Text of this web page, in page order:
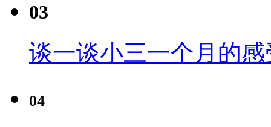
03
谈一谈小三一个月的感
04